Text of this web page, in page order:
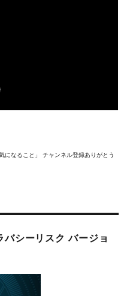
になること」 チャンネル登録ありがとう
シーリスク バージョ